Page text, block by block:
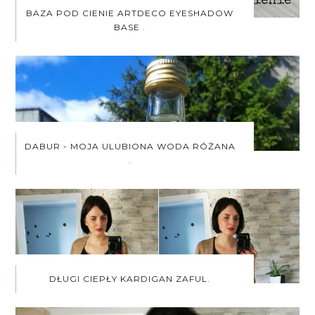
BAZA POD CIENIE ARTDECO EYESHADOW
BASE .
DABUR - MOJA ULUBIONA WODA RÓŻANA
DŁUGI CIEPŁY KARDIGAN ZAFUL.